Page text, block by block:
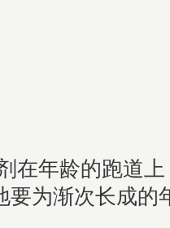
在年龄的跑道
要为渐次长成的